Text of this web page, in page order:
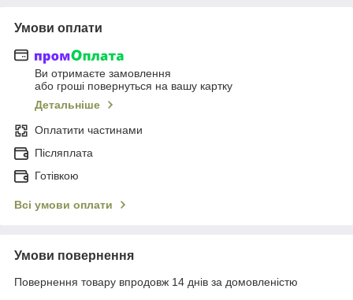
Умови оплати
Ви отримаєте замовлення
або гроші повернуться на вашу картку
Детальніше
Оплатити частинами
Післяплата
Готівкою
Всі умови оплати
Умови повернення
Повернення товару впродовж 14 днів за домовленістю